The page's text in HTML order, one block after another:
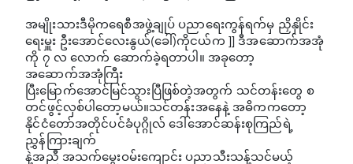
အမျိုးသားဒီမိုကရေစီအဖွဲ့ချုပ် ပညာရေးကွန်ရက်မှ ညှိနှိုင်း
ရေးမှူး ဦးအောင်လေးနွယ်(ခေါ်)ကိုငယ်က ]] ဒီအဆောက်အအုံ
ကို ၇ လ လောက် ဆောက်ခဲ့ရတာပါ။ အခုတော့
အဆောက်အအုံကြီး
ပြီးမြောက်အောင်မြင်သွားပြီဖြစ်တဲ့အတွက် သင်တန်းတွေ စ
တင်ဖွင့်လှစ်ပါတော့မယ်။သင်တန်းအနေနဲ့ အဓိကကတော့
နိုင်ငံတော်အတိုင်ပင်ခံပုဂ္ဂိုလ် ဒေါ်အောင်ဆန်းစုကြည်ရဲ့
ညွှန်ကြားချက်
နဲ့အညီ အသက်မွေးဝမ်းကျောင်း ပညာသီးသန့်သင်မယ့်